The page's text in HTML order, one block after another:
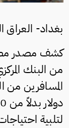
بغداد- العراق
كشف مصدر
من البنك
لتلبية